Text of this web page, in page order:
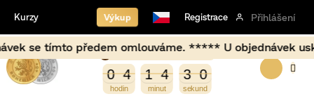
obsah
omlouváme. ***** U objednávek
Výkup Registrace Přihlášení
Kurzy
0
0 4
4 1
1 4
4 2
3
2
3 9
0
9
1
0